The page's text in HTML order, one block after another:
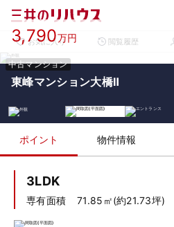
お気に入り 閲覧履歴
中古マンション
3,790万円
東峰マンション大橋Ⅱ
ポイント 物件情報
3LDK
専有面積 71.85㎡(約21.73坪)